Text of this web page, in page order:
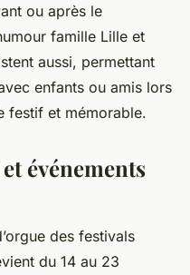
ou après le
famille Lille et
aussi, permettant
enfants ou amis lors
festif et mémorable.
événements
des festivals
du 14 au 23